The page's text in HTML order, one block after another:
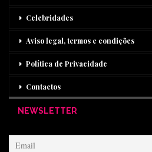
Celebridades
Aviso legal, termos e condições
Política de Privacidade
Contactos
NEWSLETTER